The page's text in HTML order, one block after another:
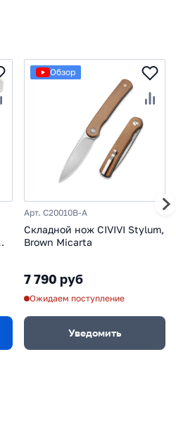
Обзор
Арт. C20010B-A
Складной нож CIVIVI Stylum,
Brown Micarta
7 790 руб
Ожидаем поступление
Уведомить